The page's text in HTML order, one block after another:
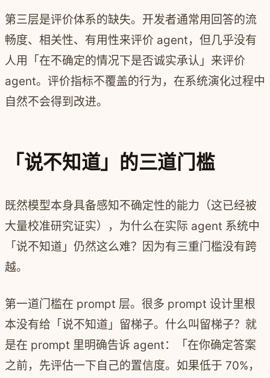
第三层是评价体系的缺失。开发者通常用回答的流
畅度、相关性、有用性来评价 agent，但几乎没有
人用「在不确定的情况下是否诚实承认」来评价
agent。评价指标不覆盖的行为，在系统演化过程中
自然不会得到改进。
「说不知道」的三道门槛
既然模型本身具备感知不确定性的能力（这已经被
大量校准研究证实），为什么在实际 agent 系统中
「说不知道」仍然这么难？因为有三重门槛没有跨
越。
第一道门槛在 prompt 层。很多 prompt 设计里根
本没有给「说不知道」留梯子。什么叫留梯子？就
是在 prompt 里明确告诉 agent：「在你确定答案
之前，先评估一下自己的置信度。如果低于 70%，